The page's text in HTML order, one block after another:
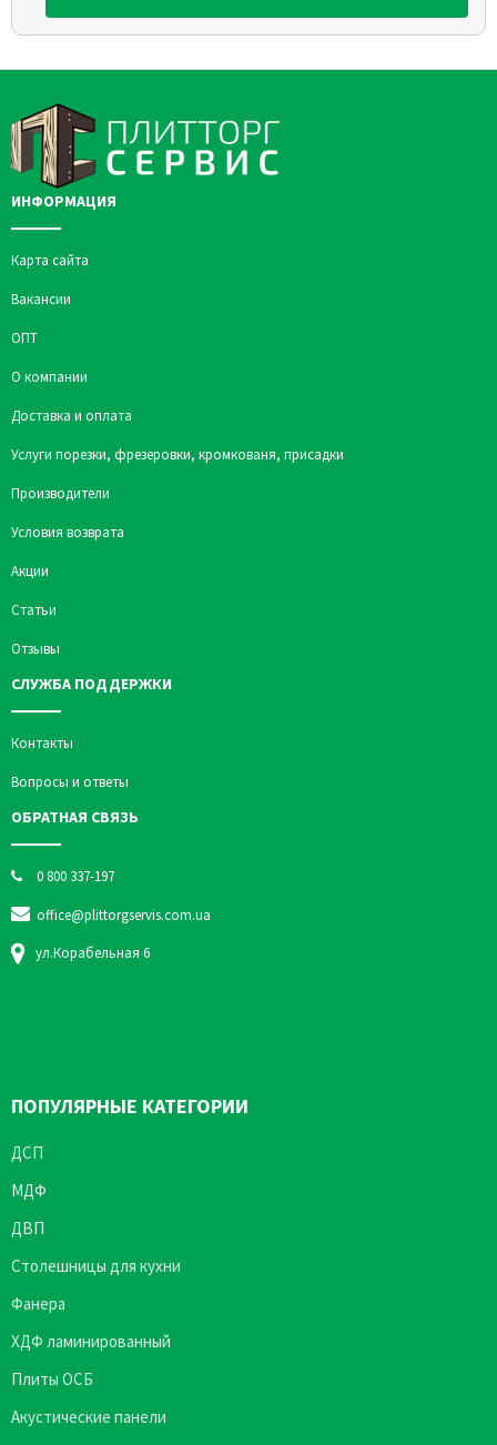
ИНФОРМАЦИЯ
Карта сайта
Вакансии
ОПТ
О компании
Доставка и оплата
Услуги порезки, фрезеровки, кромкованя, присадки
Производители
Условия возврата
Акции
Статьи
Отзывы
СЛУЖБА ПОДДЕРЖКИ
Контакты
Вопросы и ответы
ОБРАТНАЯ СВЯЗЬ
0 800 337-197
office@plittorgservis.com.ua
ул.Корабельная 6
ПОПУЛЯРНЫЕ КАТЕГОРИИ
ДСП
МДФ
ДВП
Столешницы для кухни
Фанера
ХДФ ламинированный
Плиты ОСБ
Акустические панели